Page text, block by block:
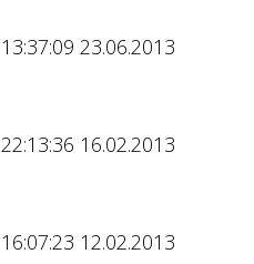
13:37:09 23.06.2013
22:13:36 16.02.2013
16:07:23 12.02.2013